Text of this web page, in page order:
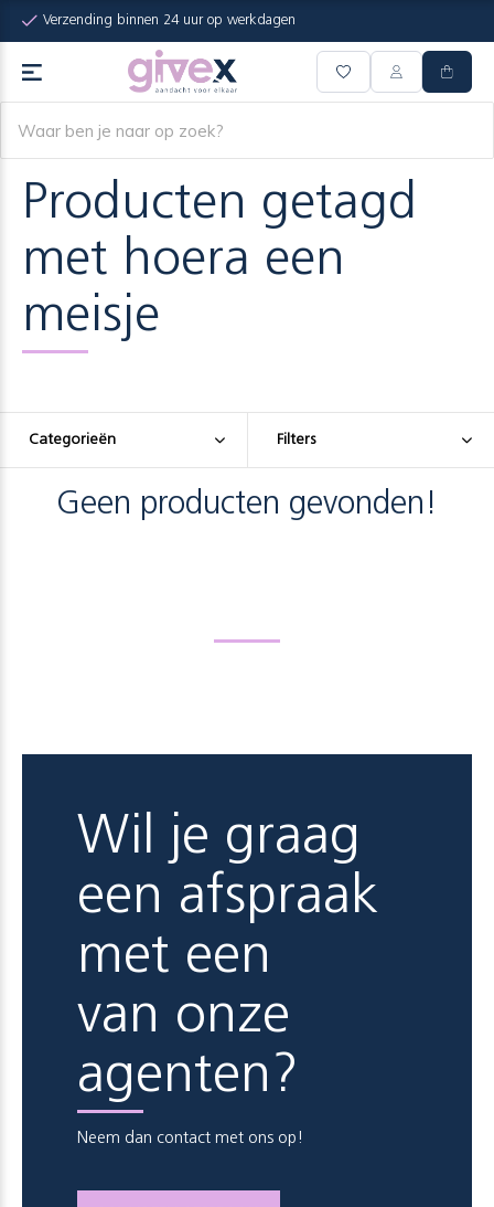
Verzending binnen 24 uur op werkdagen
Producten getagd
met hoera een
meisje
Categorieën Filters
Geen producten gevonden!
Wil je graag
een afspraak
met een
van onze
agenten?
Neem dan contact met ons op!